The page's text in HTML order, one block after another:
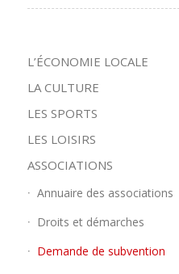
L’ÉCONOMIE LOCALE
LA CULTURE
LES SPORTS
LES LOISIRS
ASSOCIATIONS
Annuaire des associations
Droits et démarches
Demande de subvention